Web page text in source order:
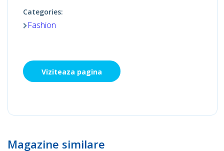
Categories:
Fashion
Viziteaza pagina
Magazine similare